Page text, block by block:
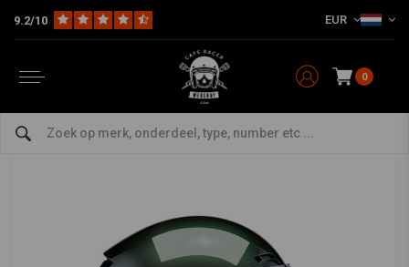
9.2/10 EUR
0
The Rider Helm & Headwear Gringo SV helm | Sierra Green | Kies maat
bekijk alles van Biltwell
Gringo SV helm | Sierra Green | Kies maat